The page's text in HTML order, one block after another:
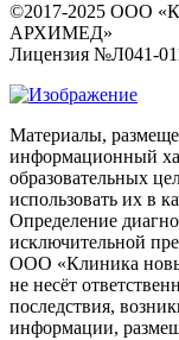
©2017-2025 ООО
АРХИМЕД»
Лицензия №Л041-
Материалы,
информационный
образовательных
использовать их в
Определение
исключительной
ООО «Клиника
не несёт
последствия,
информации,